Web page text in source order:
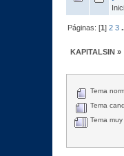
Páginas: [1]2 3
KAPITALSIN »
Tema
Tema
Tema